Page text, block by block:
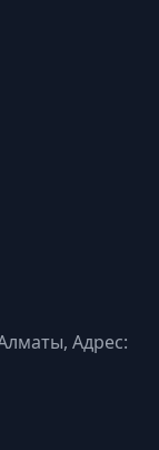
Адрес: